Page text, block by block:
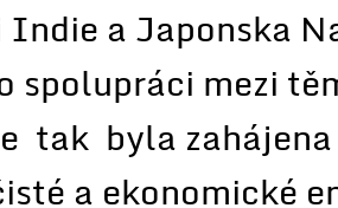
Indie a Japonska
spolupráci mezi
tak byla
a ekonomické